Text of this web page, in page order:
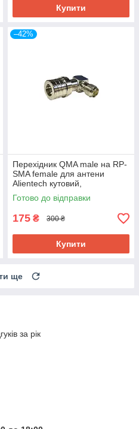
Купити
–42%
Перехідник QMA male на RP-
SMA female для антени
Alientech кутовий,
підключення пульта
квадрокоптера DJI
Готово до відправки
175 ₴ 300 ₴
Купити
ще
за рік